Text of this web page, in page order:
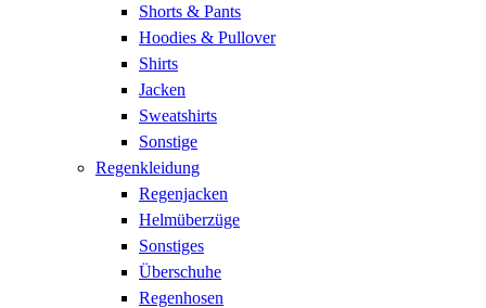
Shorts & Pants
Hoodies & Pullover
Shirts
Jacken
Sweatshirts
Sonstige
Regenkleidung
Regenjacken
Helmüberzüge
Sonstiges
Überschuhe
Regenhosen